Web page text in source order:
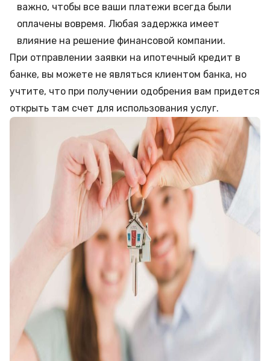
важно, чтобы все ваши платежи всегда были
оплачены вовремя. Любая задержка имеет
влияние на решение финансовой компании.
При отправлении заявки на ипотечный кредит в
банке, вы можете не являться клиентом банка, но
учтите, что при получении одобрения вам придется
открыть там счет для использования услуг.